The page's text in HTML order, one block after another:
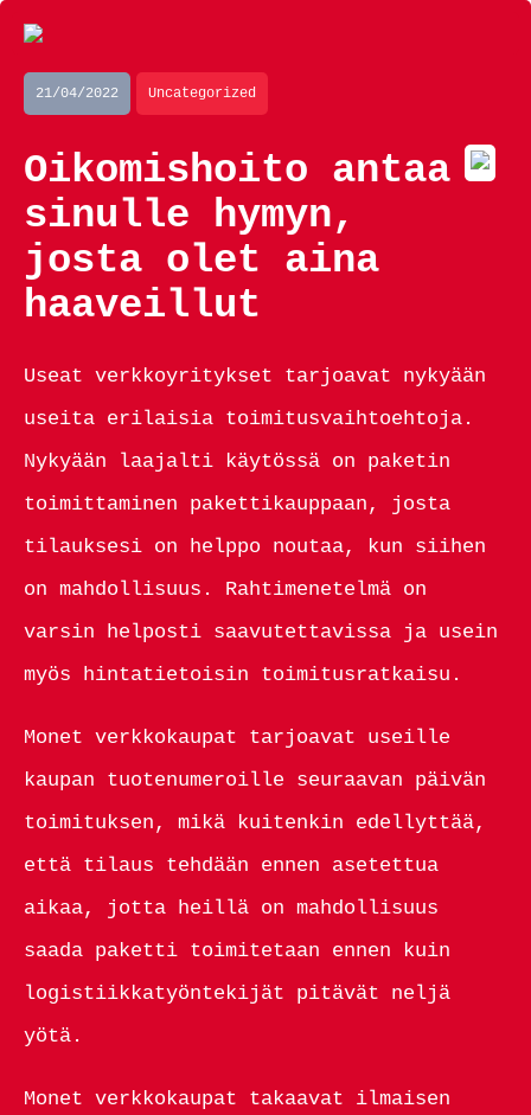
21/04/2022 Uncategorized
Oikomishoito antaa
sinulle hymyn,
josta olet aina
haaveillut
Useat verkkoyritykset tarjoavat nykyään
useita erilaisia toimitusvaihtoehtoja.
Nykyään laajalti käytössä on paketin
toimittaminen pakettikauppaan, josta
tilauksesi on helppo noutaa, kun siihen
on mahdollisuus. Rahtimenetelmä on
varsin helposti saavutettavissa ja usein
myös hintatietoisin toimitusratkaisu.
Monet verkkokaupat tarjoavat useille
kaupan tuotenumeroille seuraavan päivän
toimituksen, mikä kuitenkin edellyttää,
että tilaus tehdään ennen asetettua
aikaa, jotta heillä on mahdollisuus
saada paketti toimitetaan ennen kuin
logistiikkatyöntekijät pitävät neljä
yötä.
Monet verkkokaupat takaavat ilmaisen